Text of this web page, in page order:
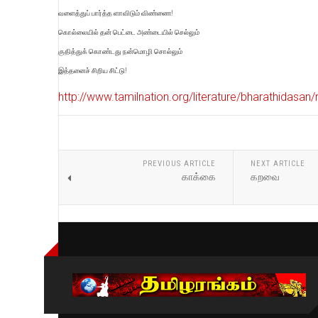
வளைத்துப் பார்த்த ளாவிடும் விண்ணை!
கொல்லையில் தன் பெட்டை அண்டையில் செல்லும்
குதித்துக் கொண்டது நன்மொழி சொல்லும்
இத்தனைச் சிறிய சிட்டு!
http://www.tamilnation.org/literature/
PREVIOUS ARTICLE
காக்கை
NEXT ARTICLE
கறவை